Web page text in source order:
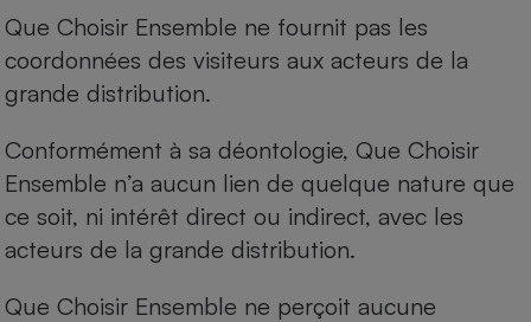
Que Choisir Ensemble ne fournit pas les
coordonnées des visiteurs aux acteurs de la
grande distribution.
Conformément à sa déontologie, Que Choisir
Ensemble n’a aucun lien de quelque nature que
ce soit, ni intérêt direct ou indirect, avec les
acteurs de la grande distribution.
Que Choisir Ensemble ne perçoit aucune